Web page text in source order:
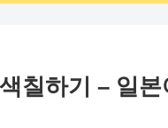
칠하기 – 일